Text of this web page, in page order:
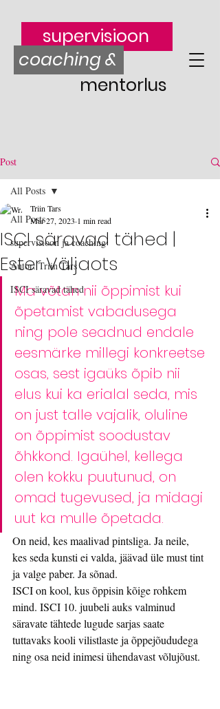
mentorlus
supervisioon
coaching &
Post
All Posts
supervisioon ja coaching
Autor: Triin Tars
ISCI säravad tähed
All Posts
ISCI säravad tähed |
Ester Väljaots
Triin Tars
Mar 27, 2023 1 min read
Ma võtan nii õppimist kui
õpetamist vabadusega
ning pole seadnud endale
eesmärke millegi konkreetse
osas, sest igaüks õpib nii
elus kui ka erialal seda, mis
on just talle vajalik, oluline
on õppimist soodustav
õhkkond. Igaühel, kellega
olen kokku puutunud, on
omad tugevused, ja midagi
uut ka mulle õpetada.
On neid, kes maalivad pintsliga. Ja neile,
kes seda kunsti ei valda, jäävad üle must tint
ja valge paber. Ja sõnad.
ISCI on kool, kus õppisin kõige rohkem
mind. ISCI 10. juubeli auks valminud
säravate tähtede lugude sarjas saate
tuttavaks kooli vilistlaste ja õppejõududega
ning osa neid inimesi ühendavast võlujõust.